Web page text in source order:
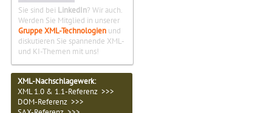
Sie sind bei LinkedIn? Wir auch.
Werden Sie Mitglied in unserer
Gruppe XML-Technologien und
diskutieren Sie spannende XML-
und KI-Themen mit uns!
XML-Nachschlagewerk:
XML 1.0 & 1.1-Referenz >>>
DOM-Referenz >>>